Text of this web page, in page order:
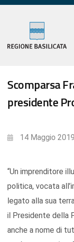
Scomparsa
presidente
14 Maggio 2019
“Un imprenditore
politica, vocata
legato alla sua
il Presidente della
anche a nome di